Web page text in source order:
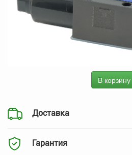
В корзину
Доставка
Гарантия